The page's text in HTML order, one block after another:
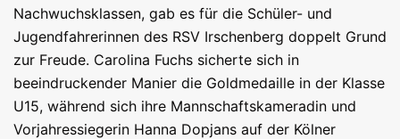
Nachwuchsklassen, gab es für die Schüler- und
Jugendfahrerinnen des RSV Irschenberg doppelt Grund
zur Freude. Carolina Fuchs sicherte sich in
beeindruckender Manier die Goldmedaille in der Klasse
U15, während sich ihre Mannschaftskameradin und
Vorjahressiegerin Hanna Dopjans auf der Kölner